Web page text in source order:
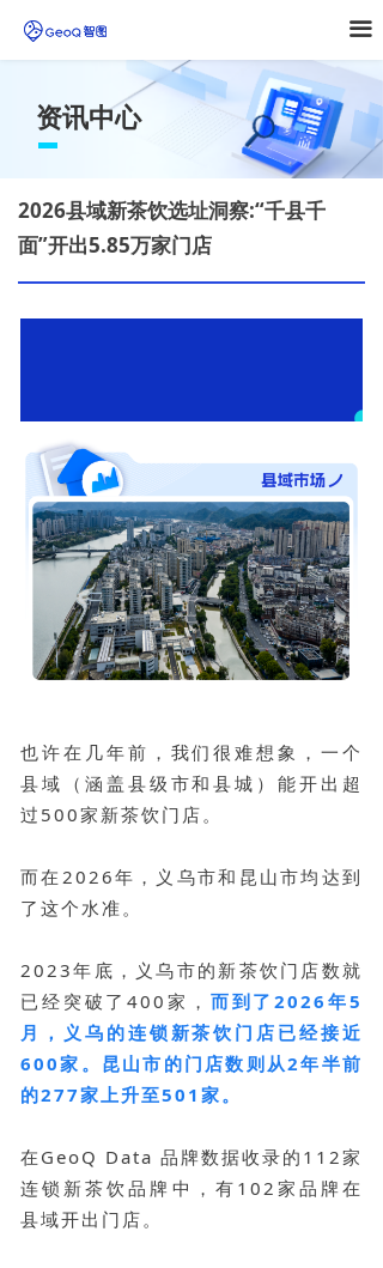
끀
2026县域新茶饮选址洞察:“千县千
面”开出5.85万家门店
也许在几年前，我们很难想象，一个
县域（涵盖县级市和县城）能开出超
过500家新茶饮门店。
而在2026年，义乌市和昆山市均达到
了这个水准。
2023年底，义乌市的新茶饮门店数就
已经突破了400家， 而到了2026年5
月，义乌的连锁新茶饮门店已经接近
600家。昆山市的门店数则从2年半前
的277家上升至501家。
在GeoQ Data 品牌数据收录的112家
连锁新茶饮品牌中，有102家品牌在
县域开出门店。
资讯中心